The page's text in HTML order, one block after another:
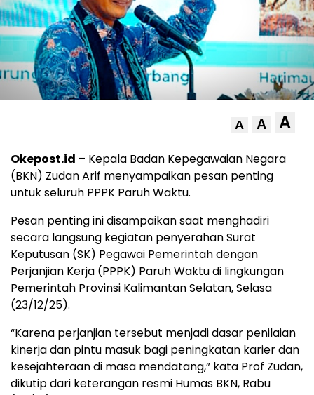
A A A
Okepost.id – Kepala Badan Kepegawaian Negara
(BKN) Zudan Arif menyampaikan pesan penting
untuk seluruh PPPK Paruh Waktu.
Pesan penting ini disampaikan saat menghadiri
secara langsung kegiatan penyerahan Surat
Keputusan (SK) Pegawai Pemerintah dengan
Perjanjian Kerja (PPPK) Paruh Waktu di lingkungan
Pemerintah Provinsi Kalimantan Selatan, Selasa
(23/12/25).
“Karena perjanjian tersebut menjadi dasar penilaian
kinerja dan pintu masuk bagi peningkatan karier dan
kesejahteraan di masa mendatang,” kata Prof Zudan,
dikutip dari keterangan resmi Humas BKN, Rabu